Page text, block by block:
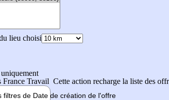
lieu choisi
France Travail Cette action recharge la liste des
filtres de Date de création de l'offre